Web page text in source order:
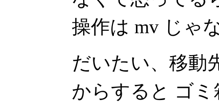
操作は mv じゃ
だいたい、移動
からすると ゴ